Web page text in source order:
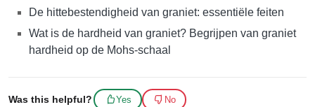
De hittebestendigheid van graniet: essentiële feiten
Wat is de hardheid van graniet? Begrijpen van graniet
hardheid op de Mohs-schaal
Was this helpful? Yes No